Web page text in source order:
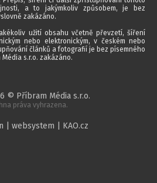
a to jakýmkoliv způsobem, je bez
zakázáno.
užití obsahu včetně převzetí, šíření
nebo elektronickým, v českém nebo
článků a fotografií je bez písemného
s.r.o. zakázáno.
© Příbram Média s.r.o.
práva vyhrazena.
| websystem | KAO.cz